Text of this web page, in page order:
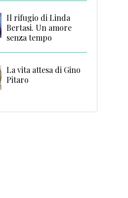
Il rifugio di Linda
Bertasi. Un amore
senza tempo
La vita attesa di Gino
Pitaro